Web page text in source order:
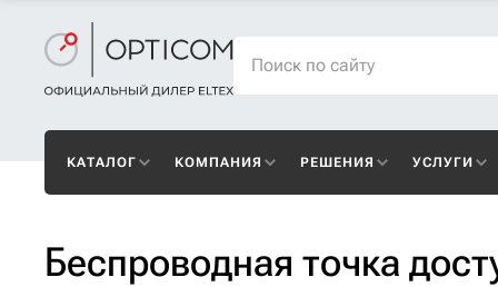
КАТАЛОГ КОМПАНИЯ РЕШЕНИЯ УСЛУГИ
Беспроводная точка